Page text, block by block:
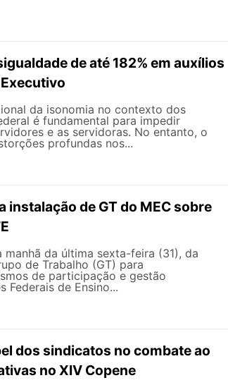
de até 182% em auxílios
da isonomia no contexto dos
é fundamental para impedir
e as servidoras. No entanto, o
profundas nos...
instalação de GT do MEC sobre
manhã da última sexta-feira (31), da
de Trabalho (GT) para
de participação e gestão
Federais de Ensino...
dos sindicatos no combate ao
no XIV Copene